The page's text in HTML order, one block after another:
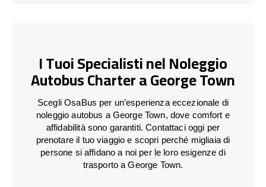
I Tuoi Specialisti nel Noleggio
Autobus Charter a George Town
Scegli OsaBus per un’esperienza eccezionale di
noleggio autobus a George Town, dove comfort e
affidabilità sono garantiti. Contattaci oggi per
prenotare il tuo viaggio e scopri perché migliaia di
persone si affidano a noi per le loro esigenze di
trasporto a George Town.